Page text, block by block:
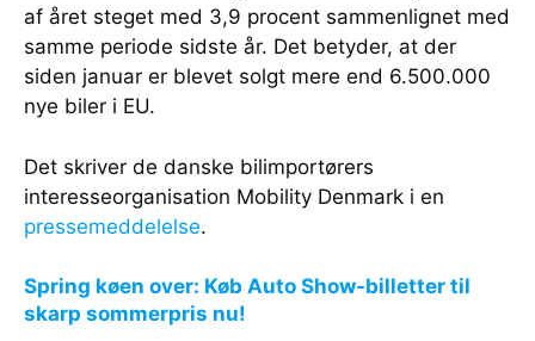
af året steget med 3,9 procent sammenlignet med
samme periode sidste år. Det betyder, at der
siden januar er blevet solgt mere end 6.500.000
nye biler i EU.
Det skriver de danske bilimportørers
interesseorganisation Mobility Denmark i en
pressemeddelelse.
Spring køen over: Køb Auto Show-billetter til
skarp sommerpris nu!